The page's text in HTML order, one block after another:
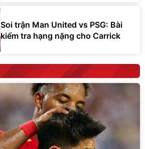
Soi trận Man United vs PSG: Bài
kiểm tra hạng nặng cho Carrick